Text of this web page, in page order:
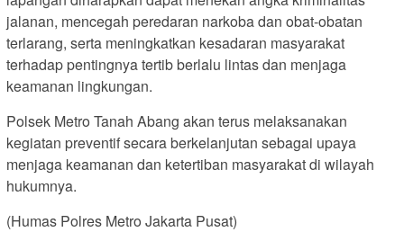
jalanan, mencegah peredaran narkoba dan obat-obatan
terlarang, serta meningkatkan kesadaran masyarakat
terhadap pentingnya tertib berlalu lintas dan menjaga
keamanan lingkungan.
Polsek Metro Tanah Abang akan terus melaksanakan
kegiatan preventif secara berkelanjutan sebagai upaya
menjaga keamanan dan ketertiban masyarakat di wilayah
hukumnya.
(Humas Polres Metro Jakarta Pusat)